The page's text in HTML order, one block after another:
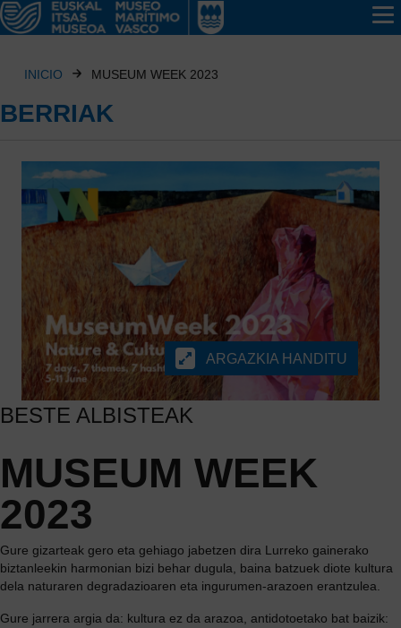
INICIO MUSEUM WEEK 2023
BERRIAK
BESTE ALBISTEAK
MUSEUM WEEK
2023
Gure gizarteak gero eta gehiago jabetzen dira Lurreko gainerako
biztanleekin harmonian bizi behar dugula, baina batzuek diote kultura
dela naturaren degradazioaren eta ingurumen-arazoen erantzulea.
Gure jarrera argia da: kultura ez da arazoa, antidotoetako bat baizik:
ARGAZKIA HANDITU